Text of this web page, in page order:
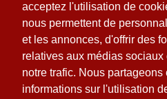
acceptez l'utilisation de
nous permettent de
et les annonces, d'offrir des
relatives aux médias sociaux
notre trafic. Nous partageons
informations sur l'utilisation